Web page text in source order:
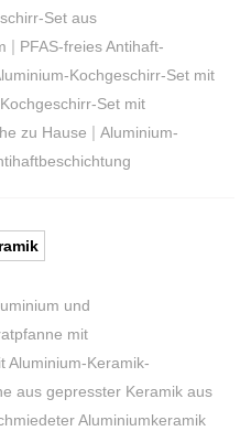
Set aus
| PFAS-freies Antihaft-
Kochgeschirr-Set mit
Set mit
zu Hause | Aluminium-
und
mit
Aluminium-Keramik-
aus gepresster Keramik aus
Aluminiumkeramik